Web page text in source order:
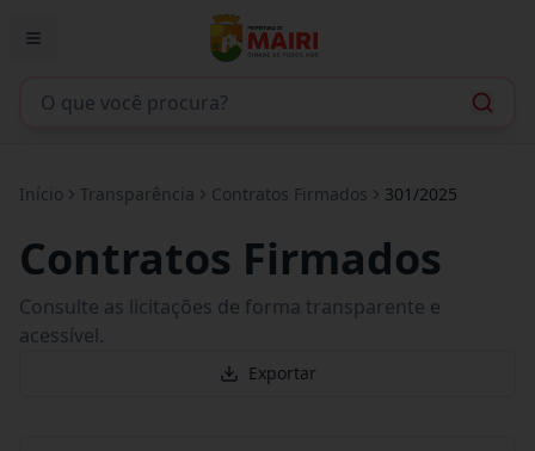
Início Transparência Contratos Firmados 301/2025
Contratos Firmados
Consulte as licitações de forma transparente e
acessível.
Exportar